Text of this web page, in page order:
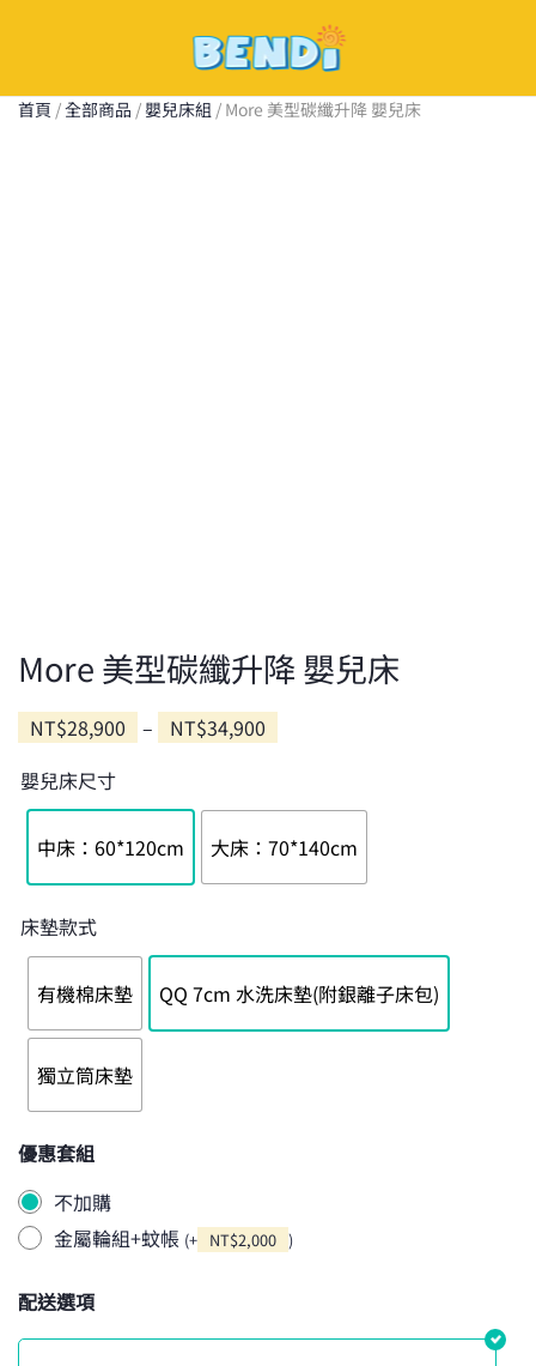
to
main
首頁 /全部商品 / 嬰兒床組 / More 美型碳纖升降 嬰兒床
More 美型碳纖升降 嬰兒床
NT$28,900 – NT$34,900
圍：
NT$28,900
嬰兒床尺寸
中床：60*120cm 大床：70*140cm
床墊款式
有機棉床墊 QQ 7cm 水洗床墊(附銀離子床包)
獨立筒床墊
優惠套組
不加購
金屬輪組+蚊帳 (+ NT$2,000 )
配送選項